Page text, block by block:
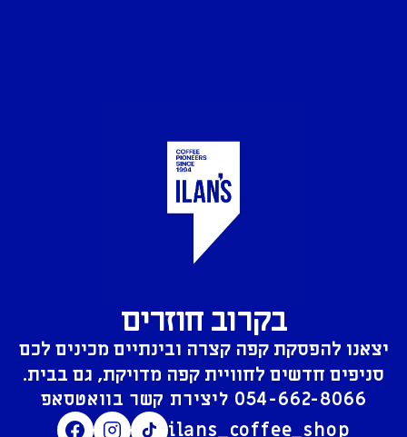
בקרוב חוזרים
יצאנו להפסקת קפה קצרה ובינתיים מכינים לכם
סניפים חדשים לחוויית קפה מדויקת, גם בבית.
054-662-8066
ilans_coffee_shop